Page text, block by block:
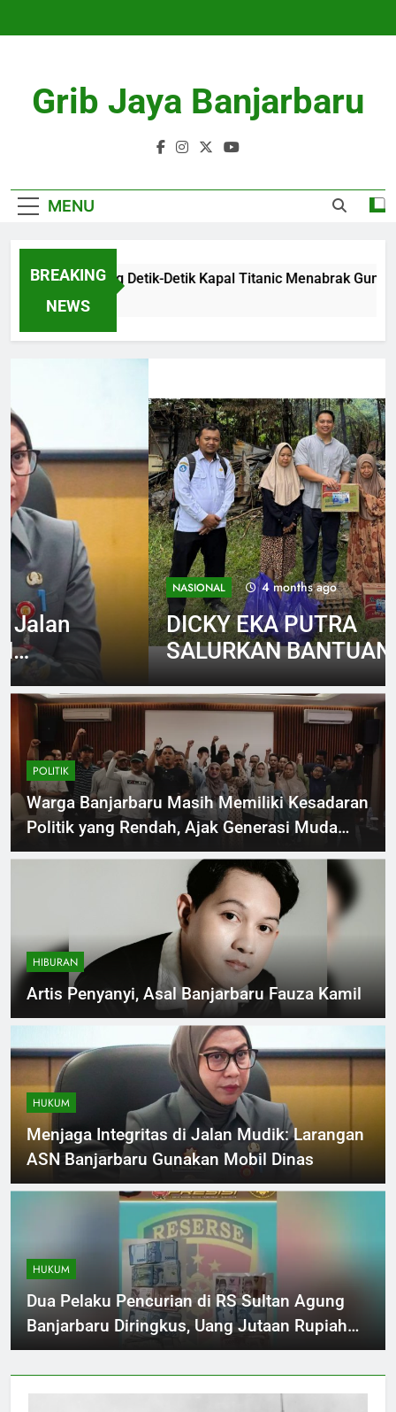
Grib Jaya Banjarbaru
MENU
BREAKING
NEWS
Mengenang Detik-Detik Kapal Titanic Menabrak Gunung Es
4 Months Ago
NASIONAL 4 months ago
DICKY EKA PUTRA
SALURKAN BANTUAN KE
KORBAN KEBAKARAN:
DORONG PERCEPATAN
BANTUAN PEMERINTAH
POLITIK
Warga Banjarbaru Masih Memiliki Kesadaran
Politik yang Rendah, Ajak Generasi Muda
Untuk Melek Politik Sejak Dini
HIBURAN
Artis Penyanyi, Asal Banjarbaru Fauza Kamil
HUKUM
Menjaga Integritas di Jalan Mudik: Larangan
ASN Banjarbaru Gunakan Mobil Dinas
HUKUM
Dua Pelaku Pencurian di RS Sultan Agung
Banjarbaru Diringkus, Uang Jutaan Rupiah
Raib!